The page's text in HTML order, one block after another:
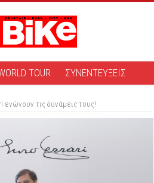
TOUR ΣΥΝΕΝΤΕΥΞΕΙΣ
ενώνουν τις δυνάμεις τους!